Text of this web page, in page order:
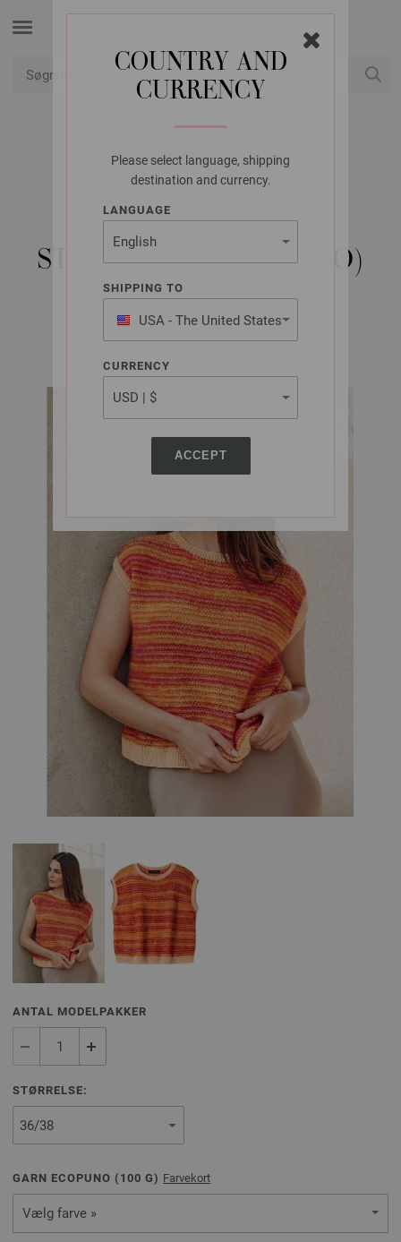
COUNTRY AND
CURRENCY
Please select language, shipping
destination and currency.
LANGUAGE
SHIPPING TO
USA - The United States
of America
CURRENCY
ACCEPT
LANA GROSSA
TOP ECOPUNO &
COTTONHAIR -
STRIKKEOPSKRIFT (NO)
ANTAL MODELPAKKER
STØRRELSE:
GARN ECOPUNO ( 100 G) Farvekort
Vælg farve »